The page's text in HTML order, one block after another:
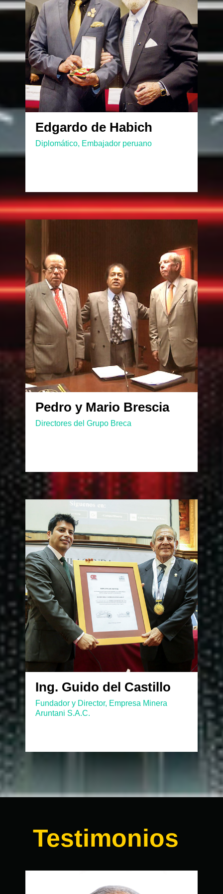
Edgardo de Habich
Diplomático, Embajador peruano
Pedro y Mario Brescia
Directores del Grupo Breca
Ing. Guido del Castillo
Fundador y Director, Empresa Minera
Aruntani S.A.C.
Testimonios